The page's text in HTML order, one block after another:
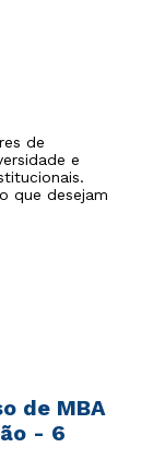
de
e
que desejam
de MBA
- 6